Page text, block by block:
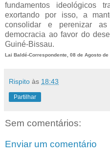
fundamentos ideológicos
exortando por isso, a
consolidar e perenizar
democracia ao favor do
Guiné-Bissau.
Lai Baldé-Correspondente, 08 de Agosto de
Rispito às 18:43
Partilhar
Sem comentários:
Enviar um comentário